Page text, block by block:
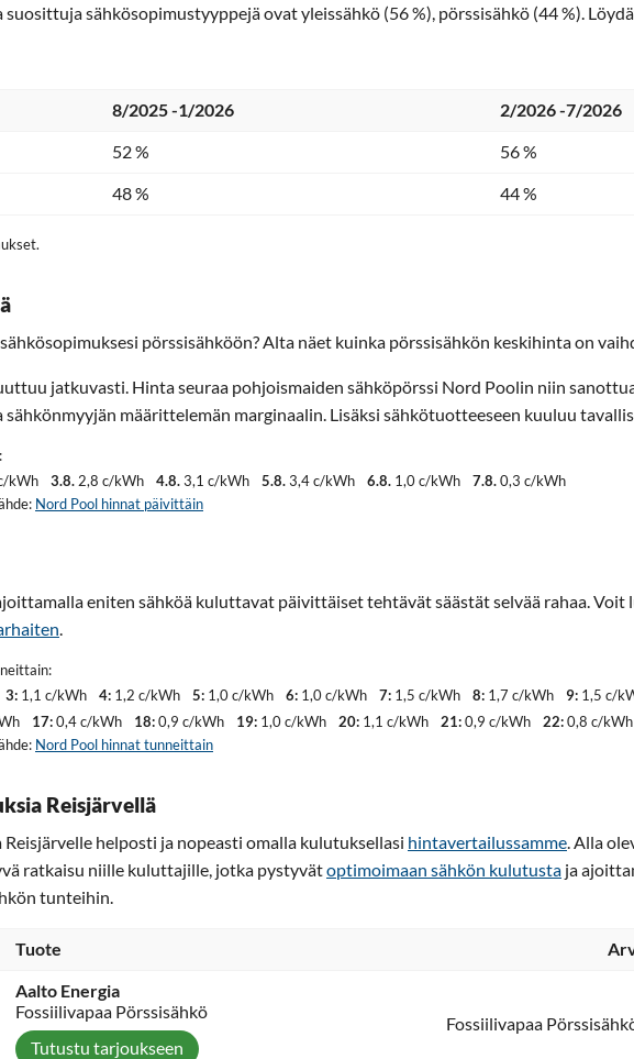
sähkösopimustyyppejä ovat yleissähkö (56 %), pörssisähkö (44 %).
8/2025 -1/2026 2/2026 -7/2026
52 %
56 %
48 % 44 %
pörssisähköön? Alta näet kuinka pörssisähkön keskihinta on
jatkuvasti. Hinta seuraa pohjoismaiden sähköpörssi Nord Poolin niin
määrittelemän marginaalin. Lisäksi sähkötuotteeseen kuuluu
kWh 3.8. 2,8 c/kWh 4.8.3,1 c/kWh 5.8.3,4 c/kWh 6.8. 1,0 c/kWh 7.8.0,3 c/kWh
Nord Pool hinnat päivittäin
eniten sähköä kuluttavat päivittäiset tehtävät säästät selvää rahaa.
3: 1,1 c/kWh 4: 1,2 c/kWh 5: 1,0 c/kWh 6: 1,0 c/kWh 7: 1,5 c/kWh 8: 1,7 c/kWh 9: 1,5 c/
17:0,4 c/kWh 18:0,9 c/kWh 19: 1,0 c/kWh 20: 1,1 c/kWh 21:0,9 c/kWh 22:0,8 c/kWh
Nord Pool hinnat tunneittain
Reisjärvellä
helposti ja nopeasti omalla kulutuksellasi hintavertailussamme . Alla
ratkaisu niille kuluttajille, jotka pystyvätoptimoimaan sähkön kulutusta ja
tunteihin.
Tuote
Aalto Energia
Fossiilivapaa Pörssisähkö
Tutustu tarjoukseen
Fossiilivapaa